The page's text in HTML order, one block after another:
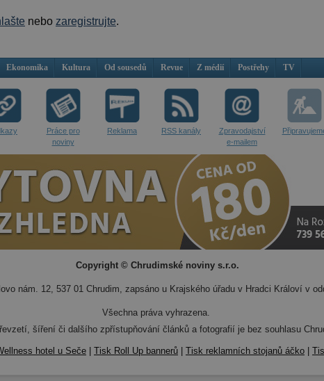
nebo zaregistrujte.
Ekonomika Kultura Od sousedů Revue Z médií Postřehy TV
Práce pro
noviny
Reklama RSS kanály
Zpravodajství
e-mailem
Copyright © Chrudimské noviny s.r.o.
nám. 12, 537 01 Chrudim, zapsáno u Krajského úřadu v Hradci Královí v
Všechna práva vyhrazena.
šíření či dalšího zpřístupňování článků a fotografií je bez souhlasu
hotel u Seče Tisk Roll Up bannerů Tisk reklamních stojanů áčko